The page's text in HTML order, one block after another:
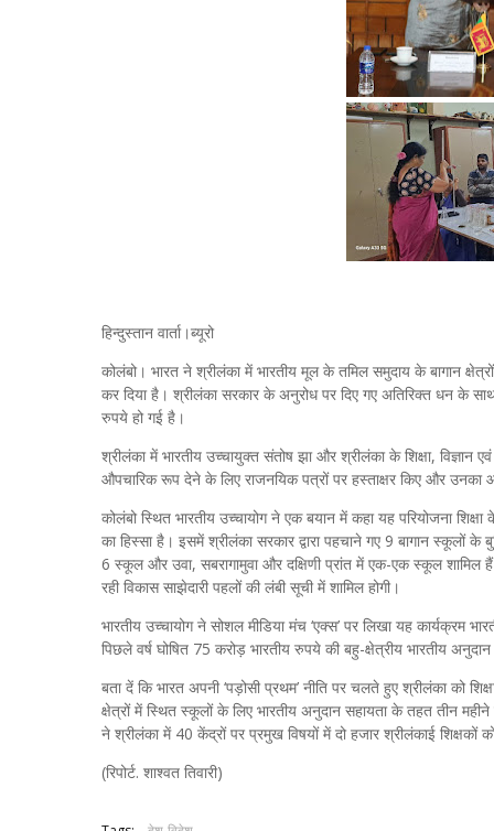
हिन्दुस्तान वार्ता।ब्यूरो
कोलंबो। भारत ने श्रीलंका में भारतीय मूल के तमिल समुदाय के बागान
कर दिया है। श्रीलंका सरकार के अनुरोध पर दिए गए अतिरिक्त धन के
रुपये हो गई है।
श्रीलंका में भारतीय उच्चायुक्त संतोष झा और श्रीलंका के शिक्षा, विज्ञान
औपचारिक रूप देने के लिए राजनयिक पत्रों पर हस्ताक्षर किए और उनका
कोलंबो स्थित भारतीय उच्चायोग ने एक बयान में कहा यह परियोजना
का हिस्सा है। इसमें श्रीलंका सरकार द्वारा पहचाने गए 9 बागान स्कूलों
6 स्कूल और उवा, सबरागामुवा और दक्षिणी प्रांत में एक-एक स्कूल शामिल
रही विकास साझेदारी पहलों की लंबी सूची में शामिल होगी।
भारतीय उच्चायोग ने सोशल मीडिया मंच ‘एक्स’ पर लिखा यह
पिछले वर्ष घोषित 75 करोड़ भारतीय रुपये की बहु-क्षेत्रीय भारतीय
बता दें कि भारत अपनी ‘पड़ोसी प्रथम’ नीति पर चलते हुए श्रीलंका को
क्षेत्रों में स्थित स्कूलों के लिए भारतीय अनुदान सहायता के तहत तीन
ने श्रीलंका में 40 केंद्रों पर प्रमुख विषयों में दो हजार श्रीलंकाई शिक्षकों
(रिपोर्ट. शाश्वत तिवारी)